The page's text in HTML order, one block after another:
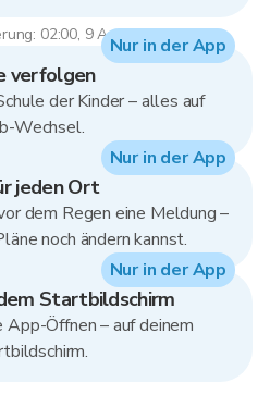
02:00, 9 Aug 2026
verfolgen
der Kinder – alles auf
Wechsel.
Nur in der App
jeden Ort
dem Regen eine Meldung –
noch ändern kannst.
Nur in der App
Startbildschirm
App-Öffnen – auf deinem
Nur in der App